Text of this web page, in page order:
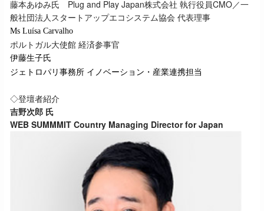
藤本あゆみ氏 Plug and Play Japan株式会社 執行役員CMO／一
般社団法人スタートアップエコシステム協会 代表理事
Ms Luísa Carvalho
ポルトガル大使館 経済参事官
伊藤生子氏
ジェトロパリ事務所 イノベーション・産業連携担当
◇登壇者紹介
吉野次郎 氏
WEB SUMMMIT Country Managing Director for Japan